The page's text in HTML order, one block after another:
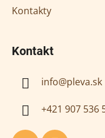
Kontakty
Kontakt
info@pleva.sk
+421 907 536